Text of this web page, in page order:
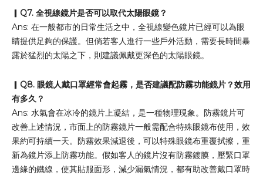
▎ Q7. 全視線鏡片是否可以取代太陽眼鏡？
Ans: 在一般都市的日常生活之中，全視線變色鏡片已經可以為眼
睛提供足夠的保護。但倘若客人進行一些戶外活動，需要長時間暴
露於猛烈的太陽之下，則建議佩戴更深色的太陽眼鏡。
▎ Q8. 眼鏡人戴口罩經常會起霧，是否建議配防霧功能鏡片？效用
有多久？
Ans: 水氣會在冰冷的鏡片上凝結，是一種物理現象。防霧鏡片可
改善上述情況，市面上的防霧鏡片一般需配合特殊眼鏡布使用，效
果約可持續一天。防霧效果減退後，可以特殊眼鏡布重覆拭擦，重
新為鏡片添上防霧功能。假如客人的鏡片沒有防霧鍍膜，壓緊口罩
邊緣的鐵線，使其貼服面形，減少漏氣情況，都有助改善戴口罩時